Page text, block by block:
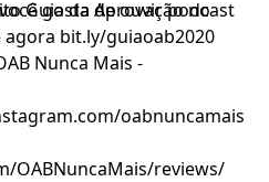
gosta de ouvir podcast
Guia da Aprovação no
agora bit.ly/guiaoab2020
Nunca Mais -
oabnuncamais
OABNuncaMais/reviews/